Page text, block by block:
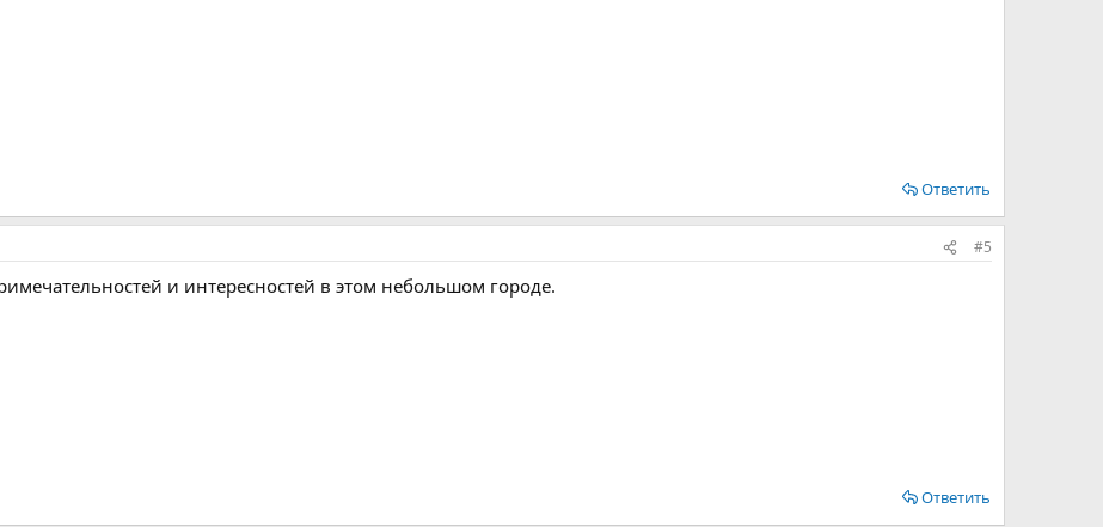
Ответить
#5
и интересностей в этом небольшом городе.
Ответить